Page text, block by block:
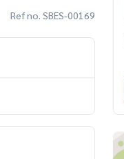
Ref no. SBES-00169